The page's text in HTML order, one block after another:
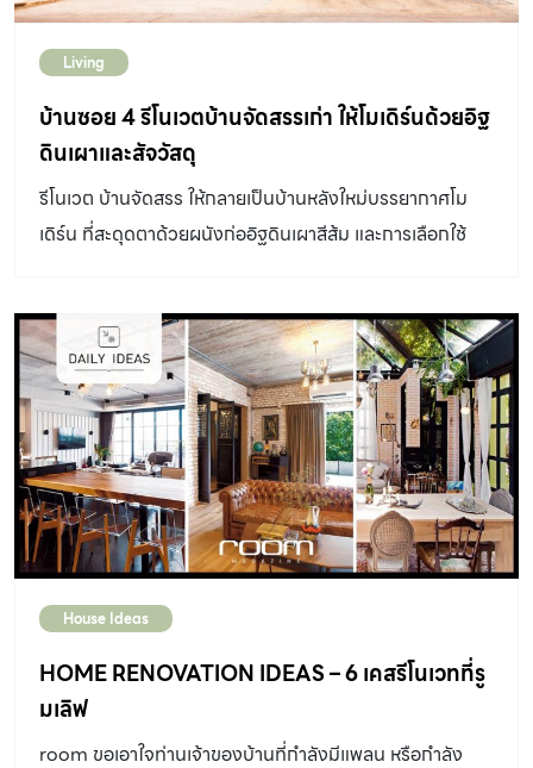
Living
บ้านซอย 4 รีโนเวตบ้านจัดสรรเก่า ให้โมเดิร์นด้วยอิฐ
ดินเผาและสัจวัสดุ
รีโนเวต บ้านจัดสรร ให้กลายเป็นบ้านหลังใหม่บรรยากาศโม
เดิร์น ที่สะดุดตาด้วยผนังก่ออิฐดินเผาสีส้ม และการเลือกใช้
House Ideas
HOME RENOVATION IDEAS – 6 เคสรีโนเวทที่รู
มเลิฟ
room ขอเอาใจท่านเจ้าของบ้านที่กำลังมีแพลน หรือกำลัง